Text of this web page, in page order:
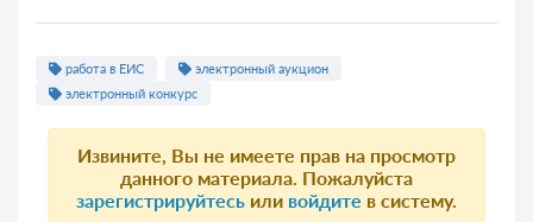
работа в ЕИС
электронный аукцион
электронный конкурс
Извините, Вы не имеете прав на просмотр
данного материала. Пожалуйста
зарегистрируйтесь или войдите в систему.